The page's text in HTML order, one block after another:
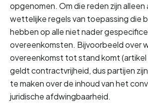
opgenomen. Om die reden zijn alleen
wettelijke regels van toepassing die
hebben op alle niet nader
overeenkomsten. Bijvoorbeeld over
overeenkomst tot stand komt (artikel
geldt contractvrijheid, dus partijen
te maken over de inhoud van het
juridische afdwingbaarheid.